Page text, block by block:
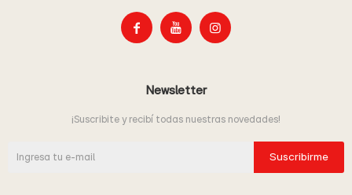
  
Newsletter
¡Suscribite y recibí todas nuestras novedades!
Suscribirme